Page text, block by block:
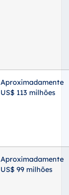
Aproximadamente
US$ 113 milhões
Aproximadamente
US$ 99 milhões